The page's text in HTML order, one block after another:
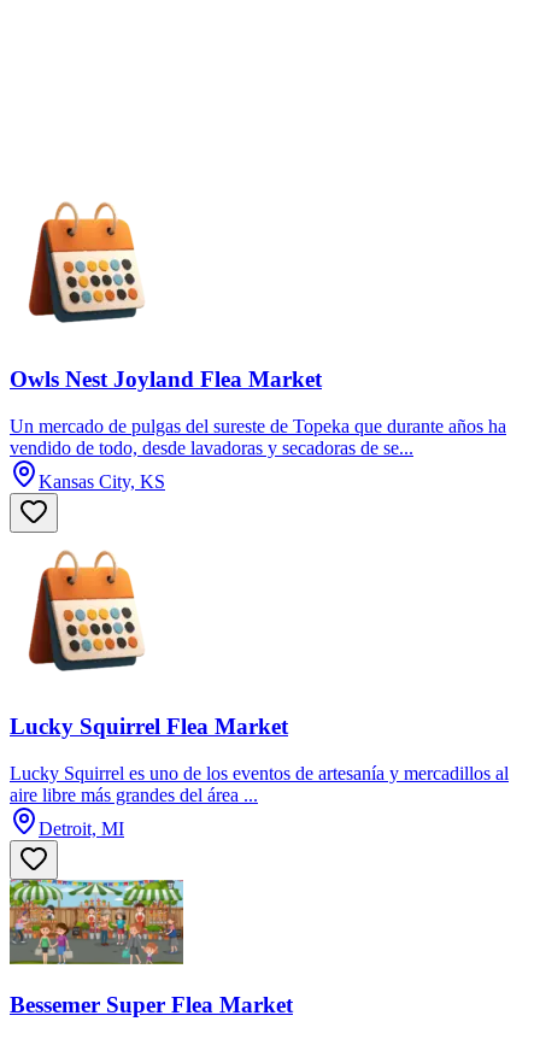
Owls Nest Joyland Flea Market
Un mercado de pulgas del sureste de Topeka que durante años ha
vendido de todo, desde lavadoras y secadoras de se...
Kansas City, KS
Lucky Squirrel Flea Market
Lucky Squirrel es uno de los eventos de artesanía y mercadillos al
aire libre más grandes del área ...
Detroit, MI
Bessemer Super Flea Market